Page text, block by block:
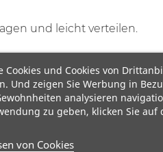
und leicht verteilen.
Cookies und Cookies von
Und zeigen Sie Werbung in
analysieren
zu geben, klicken Sie auf
von Cookies